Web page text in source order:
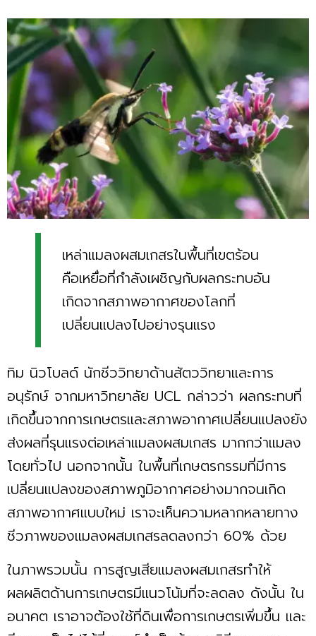
เหล่าแมลงผสมเกสรในพื้นที่เขตร้อน
คือเหยื่อที่กำลังเผชิญกับผลกระทบอัน
เกิดจากสภาพอากาศของโลกที่
เปลี่ยนแปลงไปอย่างรุนแรง
ทิม นิวโบลด์ นักชีววิทยาด้านสัตววิทยาและการ
อนุรักษ์ จากมหาวิทยาลัย UCL กล่าวว่า ผลกระทบที่
เกิดขึ้นจากการเกษตรและสภาพอากาศเปลี่ยนแปลงยัง
ส่งผลที่รุนแรงต่อเหล่าแมลงผสมเกสร มากกว่าแมลง
โดยทั่วไป นอกจากนั้น ในพื้นที่เกษตรกรรมที่มีการ
เปลี่ยนแปลงของสภาพภูมิอากาศอย่างมากจนเกิด
สภาพอากาศแบบใหม่ เราจะเห็นความหลากหลายทาง
ชีวภาพของแมลงผสมเกสรลดลงกว่า 60% ด้วย
ในภาพรวมนั้น การสูญเสียแมลงผสมเกสรทำให้
ผลผลิตด้านการเกษตรมีแนวโน้มที่จะลดลง ดังนั้น ใน
อนาคต เราอาจต้องใช้ที่ดินเพื่อการเกษตรเพิ่มขึ้น และ